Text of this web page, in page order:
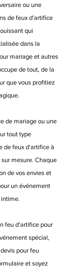
ou une
de feux d'artifice
qui
dans la
mariage et autres
de tout, de la
que vous profitiez
de mariage ou une
tout type
de feux d'artifice à
mesure. Chaque
de vos envies et
un événement
intime.
feu d'artifice pour
spécial,
pour feu
et soyez